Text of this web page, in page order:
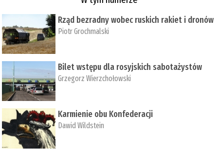
Rząd bezradny wobec ruskich rakiet i dronów
Piotr Grochmalski
Bilet wstępu dla rosyjskich sabotażystów
Grzegorz Wierzchołowski
Karmienie obu Konfederacji
Dawid Wildstein